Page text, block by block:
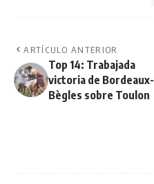
ARTÍCULO ANTERIOR
Top 14: Trabajada
victoria de Bordeaux-
Bègles sobre Toulon